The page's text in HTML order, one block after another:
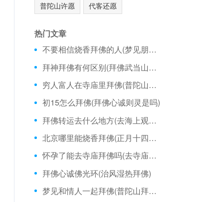
普陀山许愿 代客还愿
热门文章
不要相信烧香拜佛的人(梦见朋友叫我去拜佛)
拜神拜佛有何区别(拜佛武当山代表数字几)
穷人富人在寺庙里拜佛(普陀山烧香拜佛怎么说)
初15怎么拜佛(拜佛心诚则灵是吗)
拜佛转运去什么地方(去海上观音拜佛要注意)
北京哪里能烧香拜佛(正月十四拜佛供灯)
怀孕了能去寺庙拜佛吗(去寺庙拜佛捐钱)
拜佛心诚佛光环(治风湿热拜佛)
梦见和情人一起拜佛(普陀山拜佛哪个是求)